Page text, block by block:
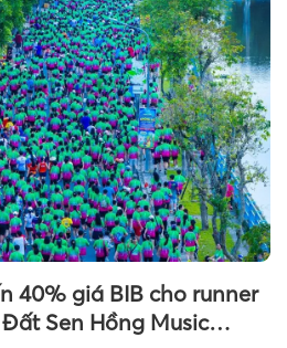
40% giá BIB cho runner
Sen Hồng Music